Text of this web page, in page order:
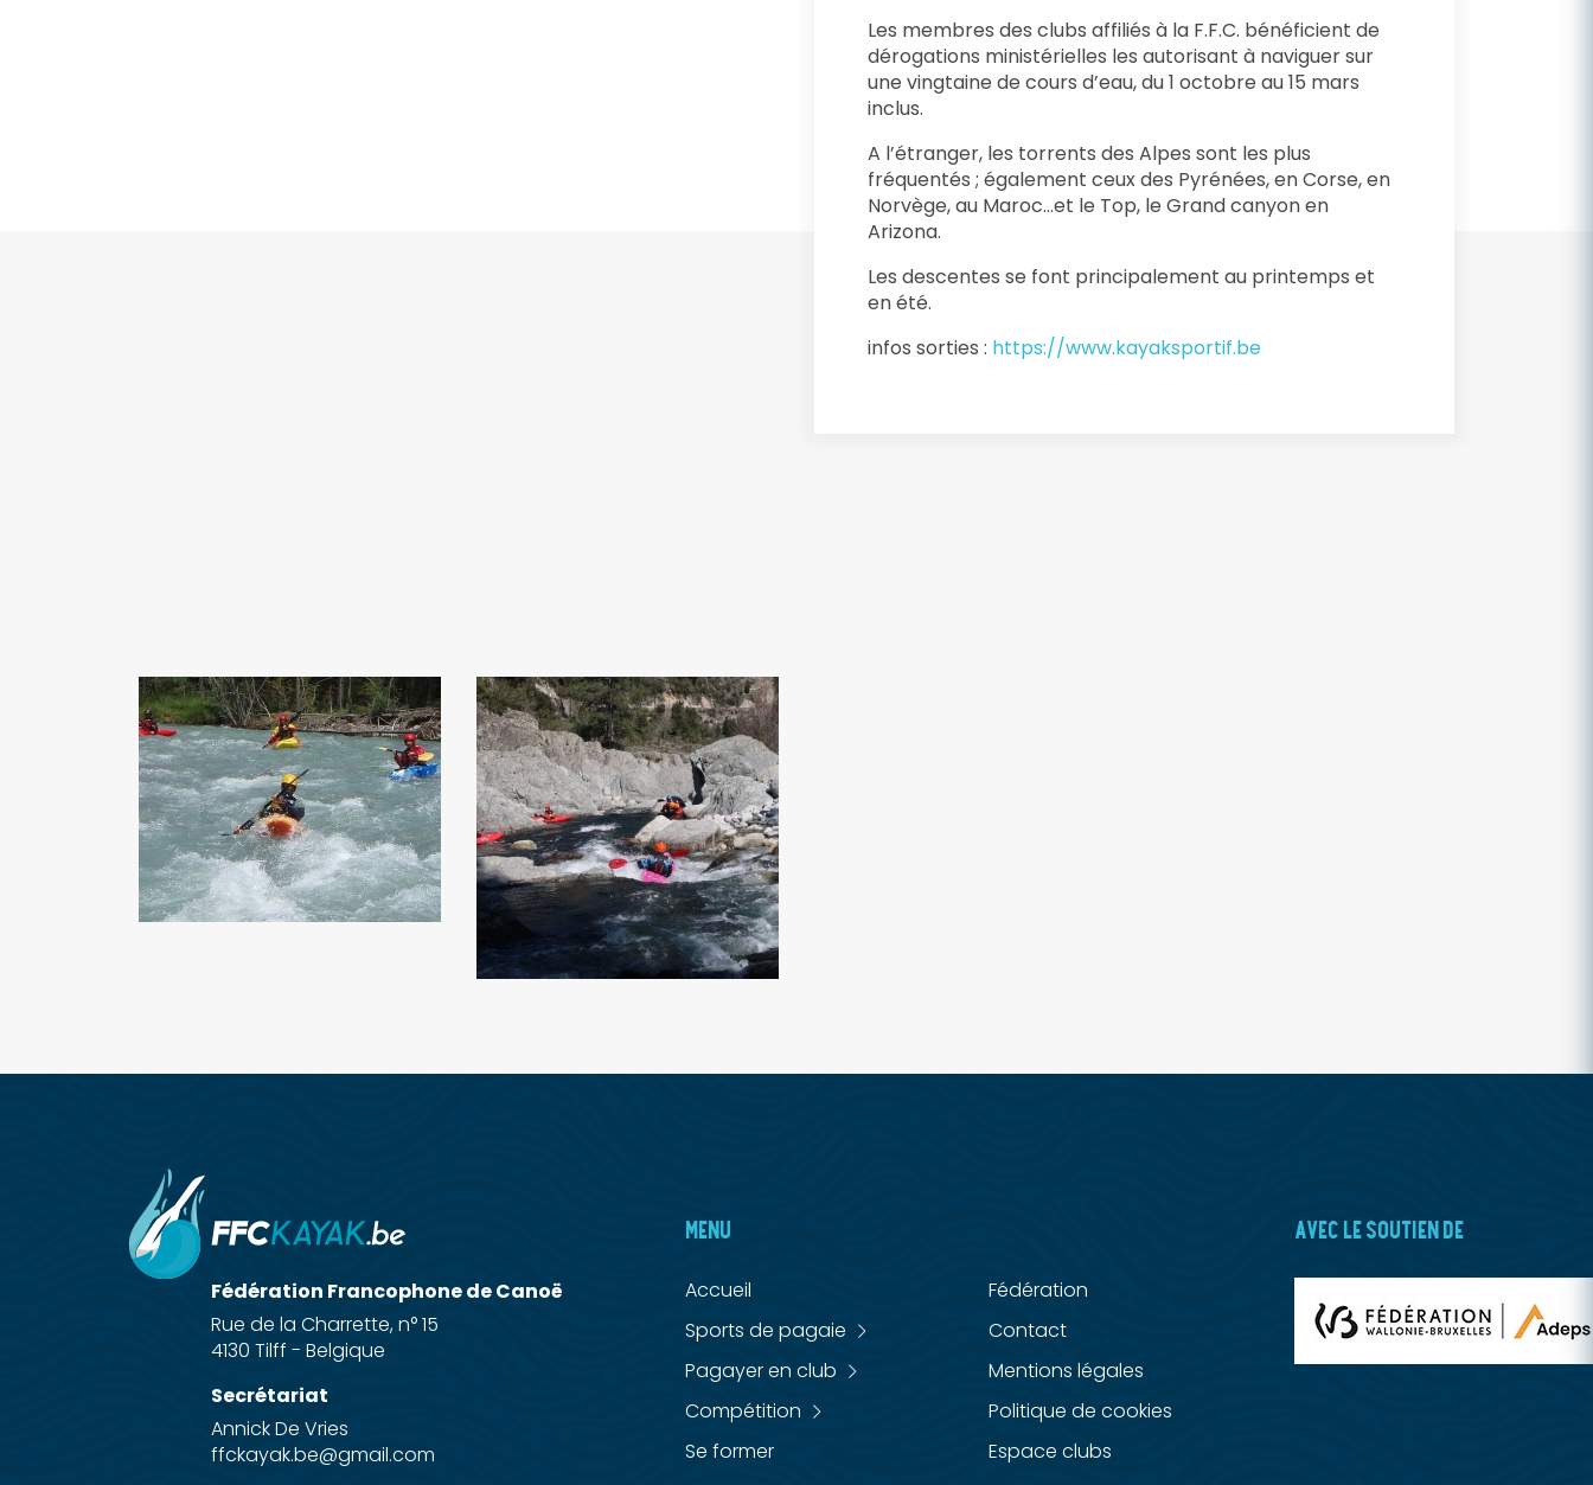
Les membres des clubs affiliés à la F.F.C. bénéficient de
dérogations ministérielles les autorisant à naviguer sur
une vingtaine de cours d’eau, du 1 octobre au 15 mars
inclus.
A l’étranger, les torrents des Alpes sont les plus
fréquentés ; également ceux des Pyrénées, en Corse, en
Norvège, au Maroc…et le Top, le Grand canyon en
Arizona.
Les descentes se font principalement au printemps et
en été.
infos sorties : https://www.kayaksportif.be
Fédération Francophone de Canoë
Rue de la Charrette, n° 15
4130 Tilff - Belgique
Secrétariat
Annick De Vries
ffckayak.be@gmail.com
MENU
Accueil
Sports de pagaie
Pagayer en club
Compétition
Se former
Fédération
Contact
Mentions légales
Politique de cookies
Espace clubs
AVEC LE SOUTIEN DE